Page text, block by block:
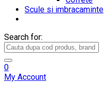
Scule si imbracaminte
Search for:
0
My Account